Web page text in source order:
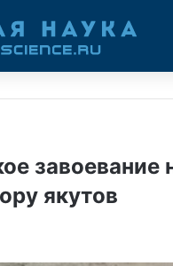
завоевание
якутов